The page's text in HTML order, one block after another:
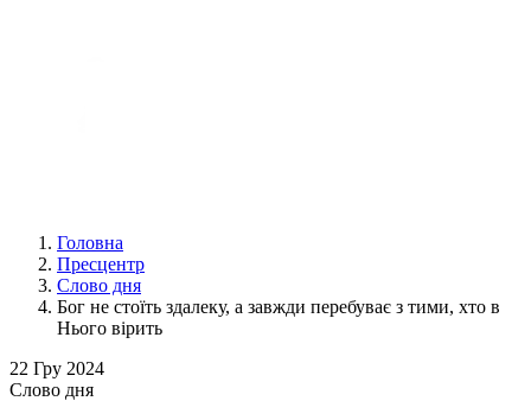
Головна
Пресцентр
Слово дня
Бог не стоїть здалеку, а завжди перебуває з тими, хто в
Нього вірить
22 Гру 2024
Слово дня